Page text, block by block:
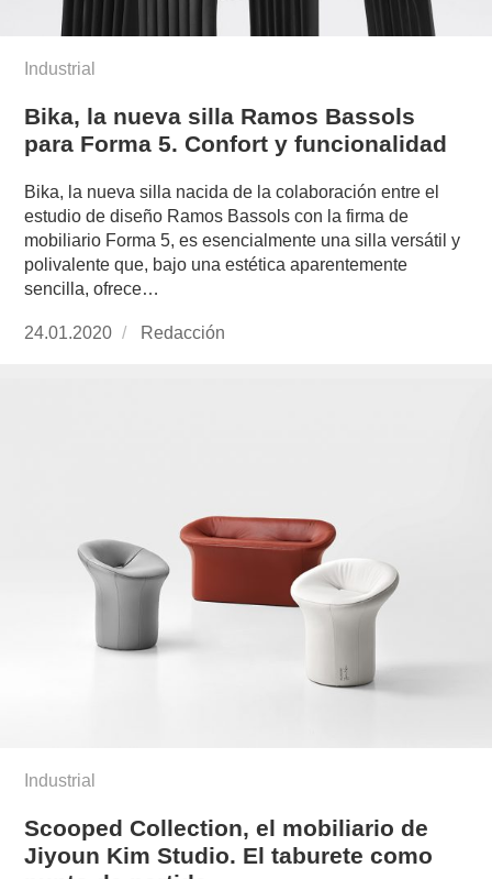
Industrial
Bika, la nueva silla Ramos Bassols
para Forma 5. Confort y funcionalidad
Bika, la nueva silla nacida de la colaboración entre el
estudio de diseño Ramos Bassols con la firma de
mobiliario Forma 5, es esencialmente una silla versátil y
polivalente que, bajo una estética aparentemente
sencilla, ofrece…
Publicado
24.01.2020 https://www.experimenta.es/author/redaccion/
Redacción
Industrial
Scooped Collection, el mobiliario de
Jiyoun Kim Studio. El taburete como